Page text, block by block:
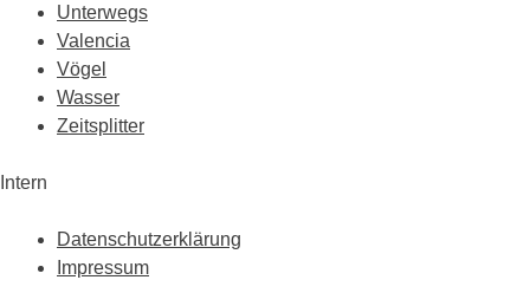
Unterwegs
Valencia
Vögel
Wasser
Zeitsplitter
Intern
Datenschutzerklärung
Impressum